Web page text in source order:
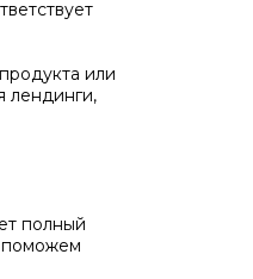
или
лендинги,
полный
поможем